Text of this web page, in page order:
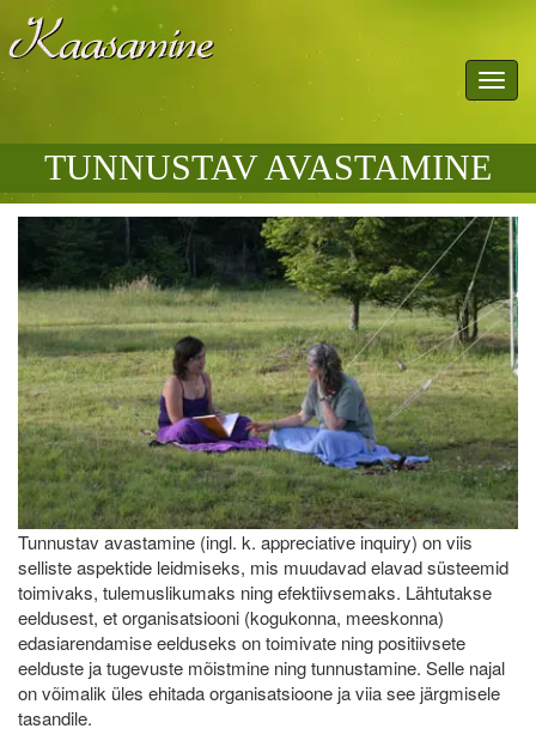
TUNNUSTAV AVASTAMINE
Tunnustav avastamine (ingl. k. appreciative inquiry) on viis
selliste aspektide leidmiseks, mis muudavad elavad süsteemid
toimivaks, tulemuslikumaks ning efektiivsemaks. Lähtutakse
eeldusest, et organisatsiooni (kogukonna, meeskonna)
edasiarendamise eelduseks on toimivate ning positiivsete
eelduste ja tugevuste mõistmine ning tunnustamine. Selle najal
on võimalik üles ehitada organisatsioone ja viia see järgmisele
tasandile.